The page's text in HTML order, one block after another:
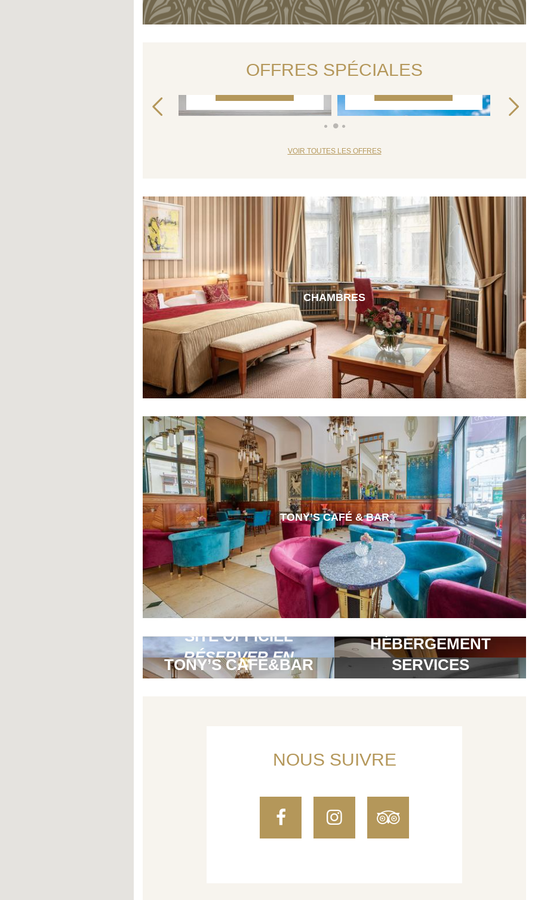
OFFRES SPÉCIALES
RESTITUABLE MENU
VOIR TOUTES LES OFFRES
CHAMBRES
TONY’S CAFÉ & BAR
SITE OFFICIEL
RÉSERVER EN
DIRECT
HÉBERGEMENT
TONY’S CAFÉ&BAR
SERVICES
NOUS SUIVRE
FacebookInstagramTripAdvisor